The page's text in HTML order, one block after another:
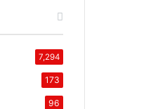
7,294
173
96